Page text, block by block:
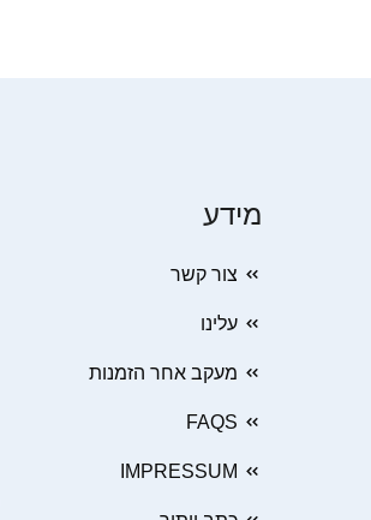
מידע
צור קשר
עלינו
מעקב אחר הזמנות
FAQS
IMPRESSUM